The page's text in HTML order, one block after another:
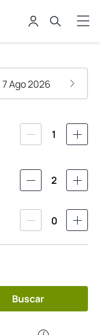
7 Ago 2026
1
2
0
Buscar